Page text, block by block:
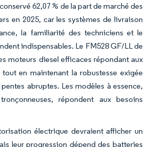
62,07 % de la part de marché des
en 2025, car les systèmes de livraison
la familiarité des techniciens et le
indispensables. Le FM528 GF/LL de
moteurs diesel efficaces répondant aux
en maintenant la robustesse exigée
abruptes. Les modèles à essence,
répondent aux besoins
électrique devraient afficher un
leur progression dépend des batteries